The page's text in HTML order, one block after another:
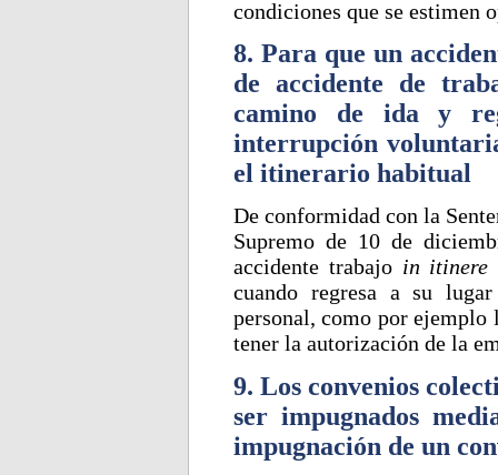
condiciones que se estimen
8. Para que un
de accidente de
camino de ida y
interrupción
el itinerario habitual
De conformidad con la
Supremo de 10 de
accidente trabajo in itinere
cuando regresa a su
personal, como por ejemplo
tener la autorización de la
9. Los convenios
ser impugnados
impugnación de un